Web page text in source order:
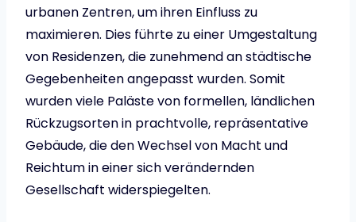
urbanen Zentren, um ihren Einfluss zu
maximieren. Dies führte zu einer Umgestaltung
von Residenzen, die zunehmend an städtische
Gegebenheiten angepasst wurden. Somit
wurden viele Paläste von formellen, ländlichen
Rückzugsorten in prachtvolle, repräsentative
Gebäude, die den Wechsel von Macht und
Reichtum in einer sich verändernden
Gesellschaft widerspiegelten.